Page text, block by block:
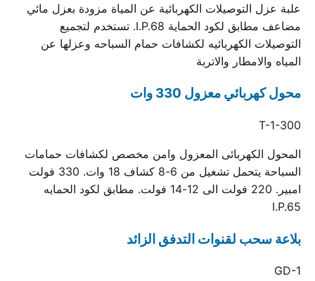
علبة عزل التوصيلات الكهربائية عن المياة مزودة بعزل مائي
مضاعف مطابق لكود الحماية I.P.68. تستخدم لتجميع
التوصيلات الكهربائيه لكشافات حمام السباحه وعزلها عن
المياه والامطار والاتربة
محول كهربائي معزول 330 وات
T-1-300
المحول الكهربائى المعزول وامن مخصص لكشافات حمامات
السباحة يتحمل تشغيل من 6-8 كشاف 18 وات. 330 فولت
امبير. 220 فولت الى 12-14 فولت. مطابق لكود الحمايه
I.P.65
بلاعة سحب لقنوات التدفق الزائد
GD-1